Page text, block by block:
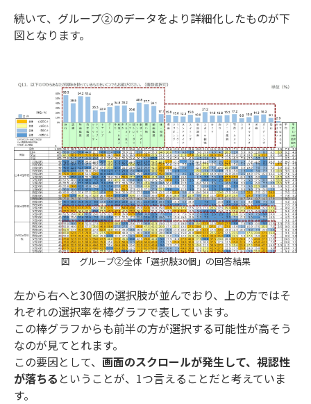
続いて、グループ②のデータをより詳細化したものが下
図となります。
図 グループ②全体「選択肢30個」の回答結果
左から右へと30個の選択肢が並んでおり、上の方ではそ
れぞれの選択率を棒グラフで表しています。
この棒グラフからも前半の方が選択する可能性が高そう
なのが見てとれます。
この要因として、 画面のスクロールが発生して、視認性
が落ちる ということが、1つ言えることだと考えていま
す。